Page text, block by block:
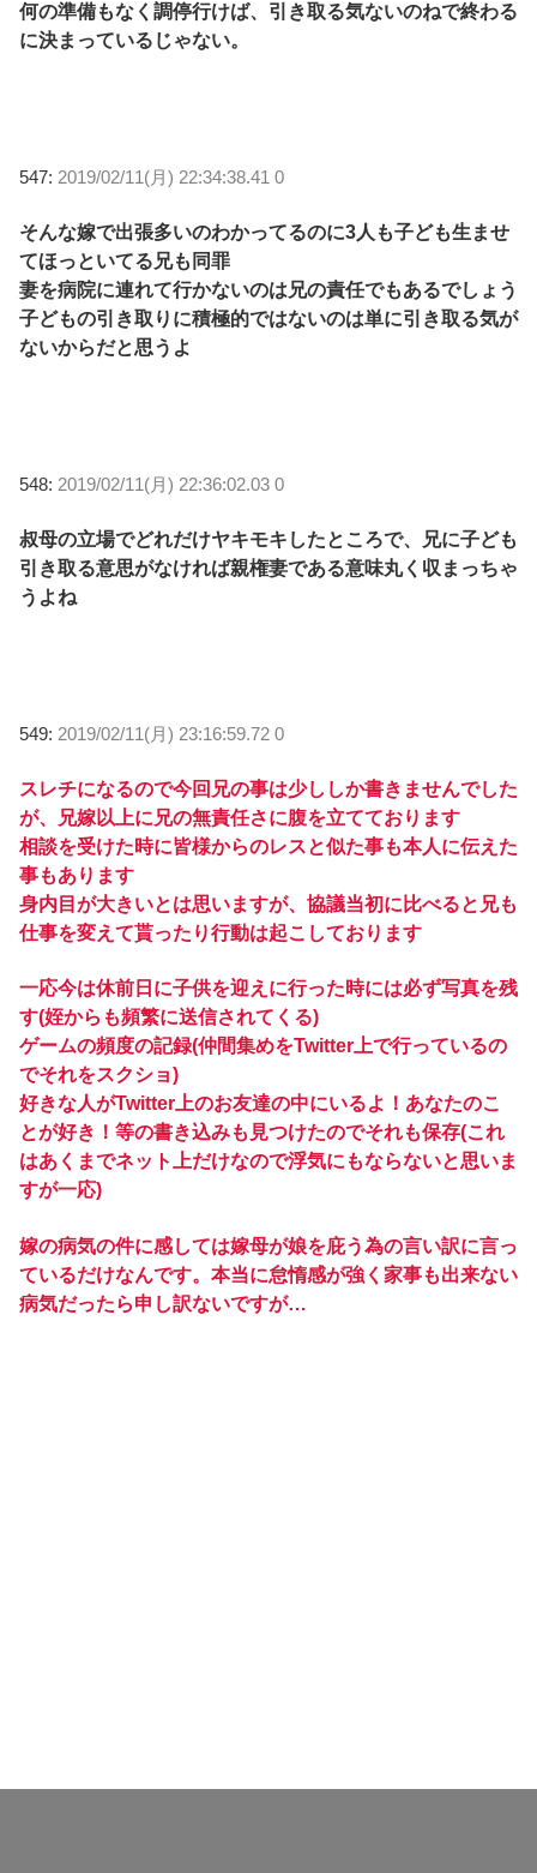
何の準備もなく調停行けば、引き取る気ないのねで終わる
に決まっているじゃない。
547: 2019/02/11(月) 22:34:38.41 0
そんな嫁で出張多いのわかってるのに3人も子ども生ませ
てほっといてる兄も同罪
妻を病院に連れて行かないのは兄の責任でもあるでしょう
子どもの引き取りに積極的ではないのは単に引き取る気が
ないからだと思うよ
548: 2019/02/11(月) 22:36:02.03 0
叔母の立場でどれだけヤキモキしたところで、兄に子ども
引き取る意思がなければ親権妻である意味丸く収まっちゃ
うよね
549: 2019/02/11(月) 23:16:59.72 0
スレチになるので今回兄の事は少ししか書きませんでした
が、兄嫁以上に兄の無責任さに腹を立てております
相談を受けた時に皆様からのレスと似た事も本人に伝えた
事もあります
身内目が大きいとは思いますが、協議当初に比べると兄も
仕事を変えて貰ったり行動は起こしております
一応今は休前日に子供を迎えに行った時には必ず写真を残
す(姪からも頻繁に送信されてくる)
ゲームの頻度の記録(仲間集めをTwitter上で行っているの
でそれをスクショ)
好きな人がTwitter上のお友達の中にいるよ！あなたのこ
とが好き！等の書き込みも見つけたのでそれも保存(これ
はあくまでネット上だけなので浮気にもならないと思いま
すが一応)
嫁の病気の件に感しては嫁母が娘を庇う為の言い訳に言っ
ているだけなんです。本当に怠惰感が強く家事も出来ない
病気だったら申し訳ないですが…